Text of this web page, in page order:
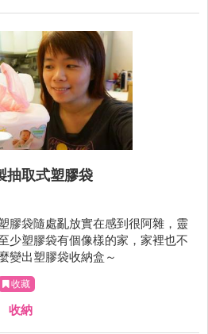
抽取式塑膠袋
膠袋隨處亂放實在感到很阿雜，靈
少塑膠袋有個像樣的家，家裡也不
變出塑膠袋收納盒～
收藏
收納